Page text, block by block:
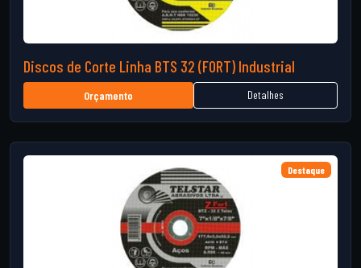
Discos de Corte Linha BTS 32 (FORT) Industrial
Orçamento Detalhes
Destaque